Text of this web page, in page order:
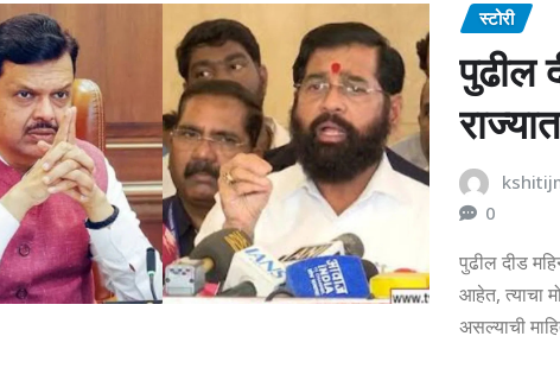
स्टोरी
पुढील
0
पुढील दीड
आहेत, त्याचा
असल्याची